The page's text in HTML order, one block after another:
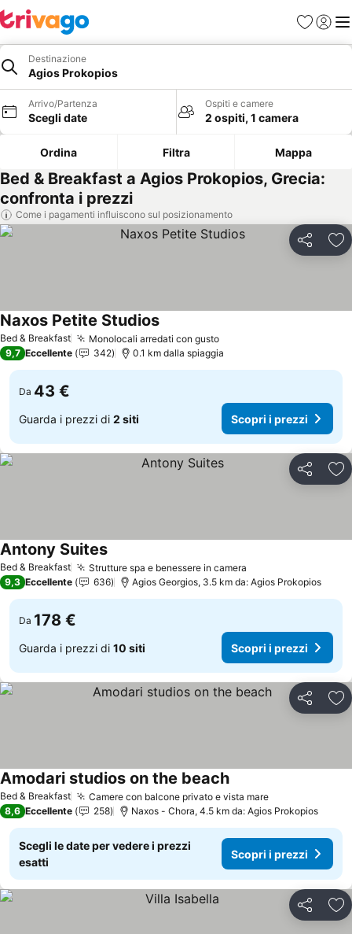
PreferitiAccedi
Destinazione
Agios Prokopios
Arrivo/Partenza
Scegli date
Ospiti e camere
2 ospiti, 1 camera
Ordina Filtra Mappa
Bed & Breakfast a Agios Prokopios, Grecia:
confronta i prezzi
Come i pagamenti influiscono sul posizionamento
Condividi
Bed & Breakfast Monolocali arredati con gustoScopri i prezzi
Naxos Petite StudiosScopri i prezzi
9,7 Eccellente 342 0.1 km dalla spiaggia
Da 43 €
Guarda i prezzi di 2 siti Scopri i prezzi
Condividi
Bed & Breakfast Strutture spa e benessere in camera
Antony SuitesScopri i prezzi
9,3 Eccellente 636 Agios Georgios, 3.5 km da: Agios Prokopios
Da 178 €
Guarda i prezzi di 10 siti Scopri i prezzi
Condividi
Bed & Breakfast Camere con balcone privato e vista mareScopri i
Amodari studios on the beachScopri i prezzi
8,6 Eccellente 258 Naxos - Chora, 4.5 km da: Agios Prokopios
Scegli le date per vedere i prezzi
esatti
Scopri i prezzi
Condividi